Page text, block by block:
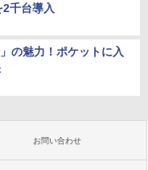
千台導入
の魅力！ポケットに入
お問い合わせ